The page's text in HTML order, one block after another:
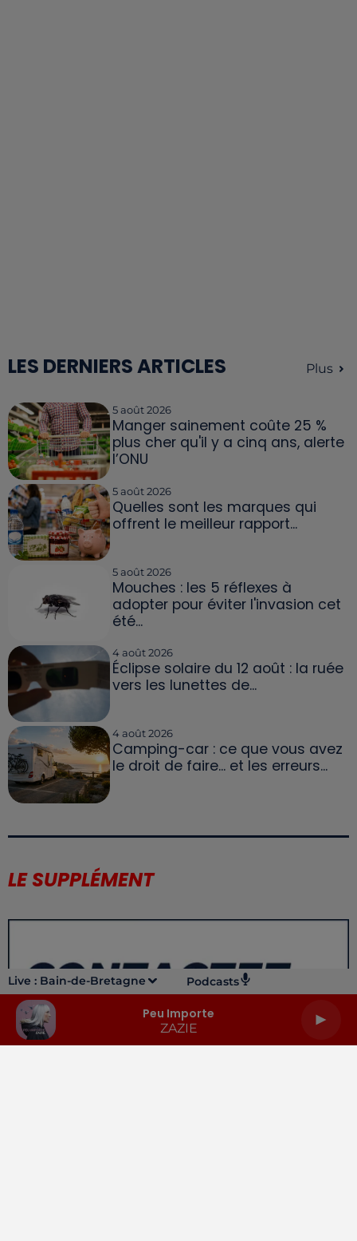
Live : Bain-de-Bretagne Podcasts
Peu Importe
ZAZIE
LES DERNIERS ARTICLES Plus
5 août 2026
Manger sainement coûte 25 %
plus cher qu'il y a cinq ans, alerte
l’ONU
5 août 2026
Quelles sont les marques qui
offrent le meilleur rapport...
5 août 2026
Mouches : les 5 réflexes à
adopter pour éviter l'invasion cet
été...
4 août 2026
Éclipse solaire du 12 août : la ruée
vers les lunettes de...
4 août 2026
Camping-car : ce que vous avez
le droit de faire... et les erreurs...
LE SUPPLÉMENT